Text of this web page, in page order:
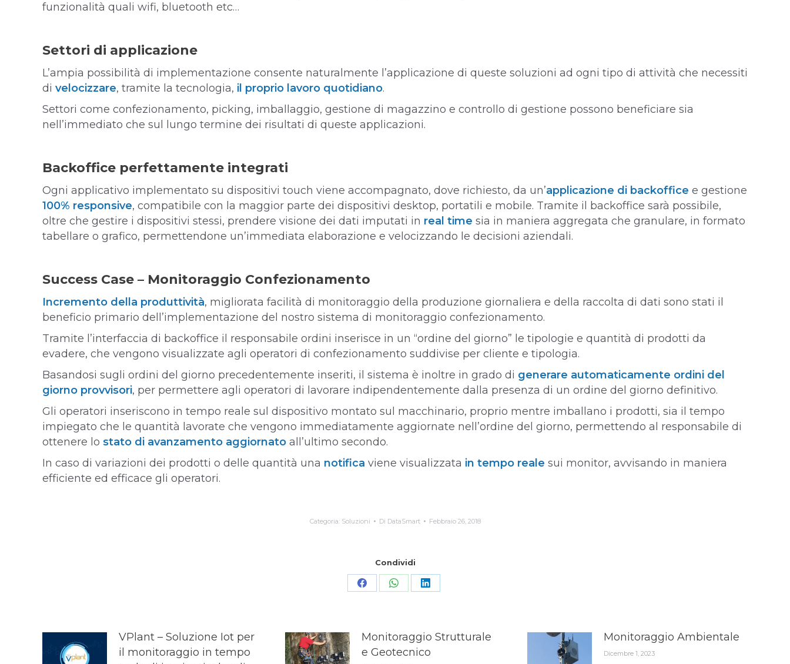
funzionalità quali wifi, bluetooth etc…
Settori di applicazione
L’ampia possibilità di implementazione consente naturalmente l’applicazione di queste soluzioni ad ogni tipo di attività che necessiti
di velocizzare, tramite la tecnologia, il proprio lavoro quotidiano.
Settori come confezionamento, picking, imballaggio, gestione di magazzino e controllo di gestione possono beneficiare sia
nell’immediato che sul lungo termine dei risultati di queste applicazioni.
Backoffice perfettamente integrati
Ogni applicativo implementato su dispositivi touch viene accompagnato, dove richiesto, da un’applicazione di backoffice e gestione
100% responsive, compatibile con la maggior parte dei dispositivi desktop, portatili e mobile. Tramite il backoffice sarà possibile,
oltre che gestire i dispositivi stessi, prendere visione dei dati imputati in real time sia in maniera aggregata che granulare, in formato
tabellare o grafico, permettendone un’immediata elaborazione e velocizzando le decisioni aziendali.
Success Case – Monitoraggio Confezionamento
Incremento della produttività, migliorata facilità di monitoraggio della produzione giornaliera e della raccolta di dati sono stati il
beneficio primario dell’implementazione del nostro sistema di monitoraggio confezionamento.
Tramite l’interfaccia di backoffice il responsabile ordini inserisce in un “ordine del giorno” le tipologie e quantità di prodotti da
evadere, che vengono visualizzate agli operatori di confezionamento suddivise per cliente e tipologia.
Basandosi sugli ordini del giorno precedentemente inseriti, il sistema è inoltre in grado di generare automaticamente ordini del
giorno provvisori, per permettere agli operatori di lavorare indipendentemente dalla presenza di un ordine del giorno definitivo.
Gli operatori inseriscono in tempo reale sul dispositivo montato sul macchinario, proprio mentre imballano i prodotti, sia il tempo
impiegato che le quantità lavorate che vengono immediatamente aggiornate nell’ordine del giorno, permettendo al responsabile di
ottenere lo stato di avanzamento aggiornato all’ultimo secondo.
In caso di variazioni dei prodotti o delle quantità una notifica viene visualizzata in tempo reale sui monitor, avvisando in maniera
efficiente ed efficace gli operatori.
Categoria: Soluzioni Di DataSmart Febbraio 26, 2018
Condividi
CondividiCondividiCondividi
VPlant – Soluzione Iot per
il monitoraggio in tempo
Monitoraggio Strutturale
e Geotecnico
Monitoraggio Ambientale
Dicembre 1, 2023